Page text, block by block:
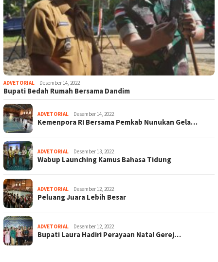
ADVETORIAL Desember 14, 2022
Bupati Bedah Rumah Bersama Dandim
ADVETORIAL Desember 14, 2022
Kemenpora RI Bersama Pemkab Nunukan Gela…
ADVETORIAL Desember 13, 2022
Wabup Launching Kamus Bahasa Tidung
ADVETORIAL Desember 12, 2022
Peluang Juara Lebih Besar
ADVETORIAL Desember 12, 2022
Bupati Laura Hadiri Perayaan Natal Gerej…